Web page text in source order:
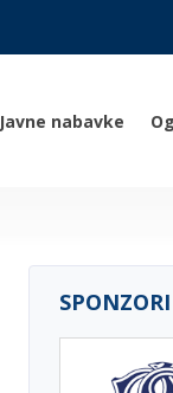
Javne nabavke